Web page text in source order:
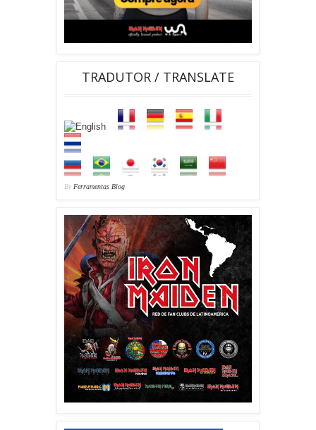
TRADUTOR / TRANSLATE
By Ferramentas Blog